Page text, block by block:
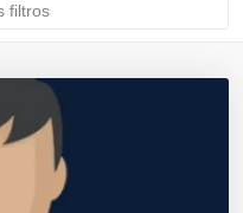
filtros